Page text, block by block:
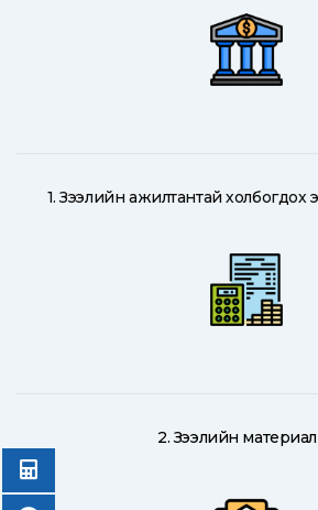
1. Зээлийн ажилтантай холбогдох
2. Зээлийн материал